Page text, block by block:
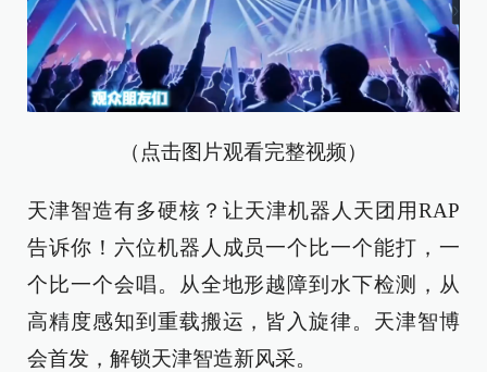
（点击图片观看完整视频）
天津智造有多硬核？让天津机器人天团用RAP
告诉你！六位机器人成员一个比一个能打，一
个比一个会唱。从全地形越障到水下检测，从
高精度感知到重载搬运，皆入旋律。天津智博
会首发，解锁天津智造新风采。